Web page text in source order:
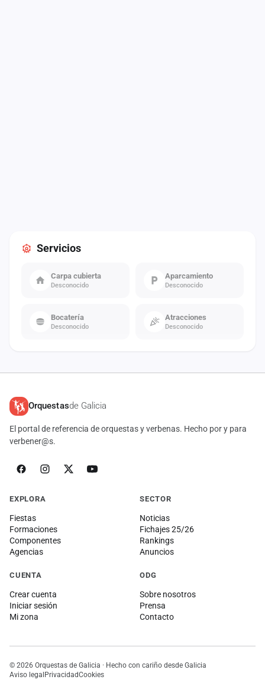
Servicios
Carpa cubierta
Desconocido
Aparcamiento
Desconocido
Bocatería
Desconocido
Atracciones
Desconocido
Orquestasde Galicia
El portal de referencia de orquestas y verbenas. Hecho por y para
verbener@s.
EXPLORA
Fiestas
Formaciones
Componentes
Agencias
SECTOR
Noticias
Fichajes 25/26
Rankings
Anuncios
CUENTA
Crear cuenta
Iniciar sesión
Mi zona
ODG
Sobre nosotros
Prensa
Contacto
© 2026 Orquestas de Galicia · Hecho con cariño desde Galicia
Aviso legalPrivacidadCookies